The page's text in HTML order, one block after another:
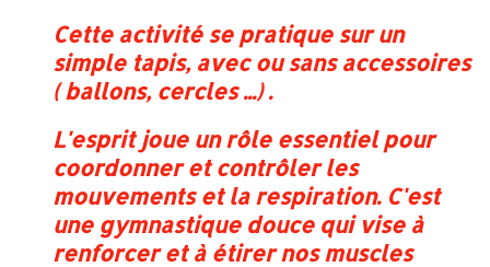
Cette activité se pratique sur un
simple tapis, avec ou sans accessoires
( ballons, cercles ...) .
L'esprit joue un rôle essentiel pour
coordonner et contrôler les
mouvements et la respiration. C'est
une gymnastique douce qui vise à
renforcer et à étirer nos muscles